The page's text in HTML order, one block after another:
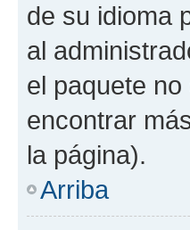
de su idioma
al
el paquete
encontrar
la página).
Arriba